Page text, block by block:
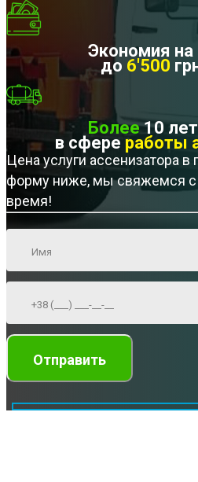
Экономия на
до 6'500
Более10
в сфере работы
Цена услуги ассенизатора в
форму ниже, мы свяжемся
время!